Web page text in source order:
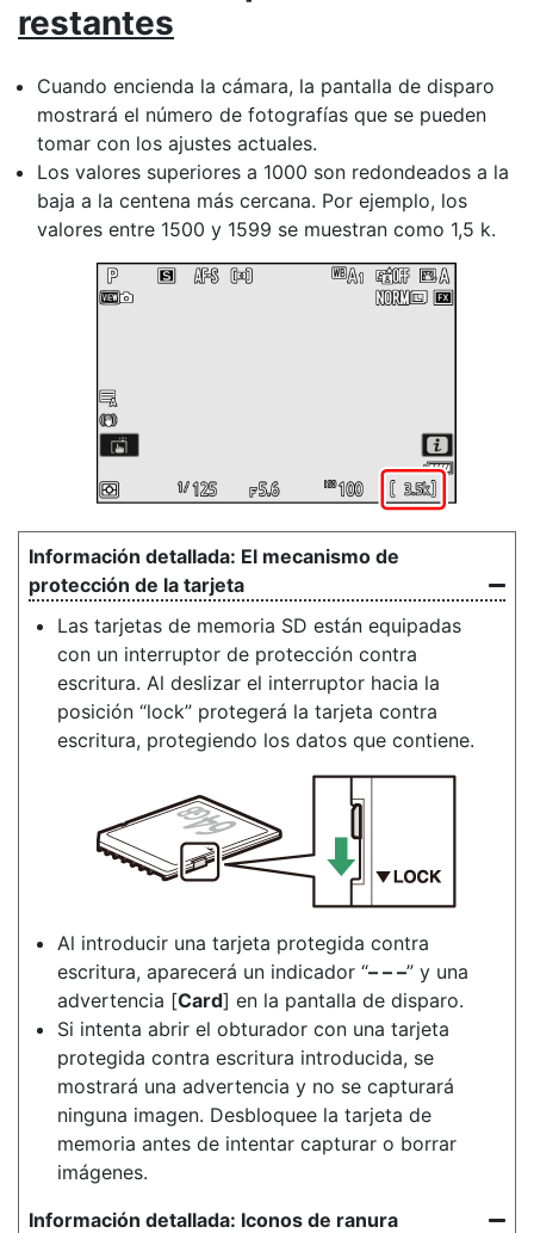
restantes
Cuando encienda la cámara, la pantalla de disparo
mostrará el número de fotografías que se pueden
tomar con los ajustes actuales.
Los valores superiores a 1000 son redondeados a la
baja a la centena más cercana. Por ejemplo, los
valores entre 1500 y 1599 se muestran como 1,5 k.
El mecanismo de
protección de la tarjeta
Las tarjetas de memoria SD están equipadas
con un interruptor de protección contra
escritura. Al deslizar el interruptor hacia la
posición “lock” protegerá la tarjeta contra
escritura, protegiendo los datos que contiene.
Al introducir una tarjeta protegida contra
escritura, aparecerá un indicador “– – –” y una
advertencia [Card] en la pantalla de disparo.
Si intenta abrir el obturador con una tarjeta
protegida contra escritura introducida, se
mostrará una advertencia y no se capturará
ninguna imagen. Desbloquee la tarjeta de
memoria antes de intentar capturar o borrar
imágenes.
Iconos de ranura